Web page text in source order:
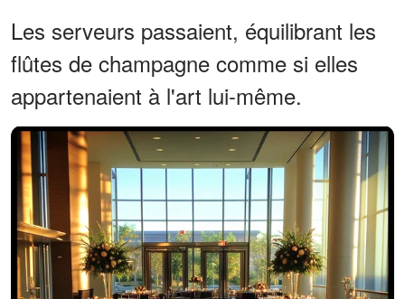
Les serveurs passaient, équilibrant les
flûtes de champagne comme si elles
appartenaient à l'art lui-même.